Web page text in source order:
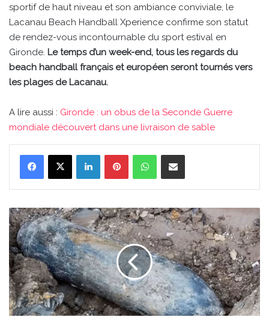
sportif de haut niveau et son ambiance conviviale, le
Lacanau Beach Handball Xperience confirme son statut
de rendez-vous incontournable du sport estival en
Gironde. Le temps d’un week-end, tous les regards du
beach handball français et européen seront tournés vers
les plages de Lacanau.
A lire aussi : Gironde : un obus de la Seconde Guerre
mondiale découvert dans une livraison de sable
LinkedinPinterestWhatsAppPartager par email
Gironde
:
un
obus
de
la
Seconde
Guerre
mondiale